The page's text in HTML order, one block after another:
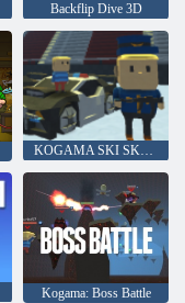
Backflip Dive 3D
KOGAMA SKI SKIGING !!
Kogama: Boss Battle